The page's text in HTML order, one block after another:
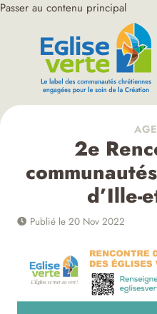
Passer au contenu principal
2e
d’Ille-
Publié le 20 Nov 2022